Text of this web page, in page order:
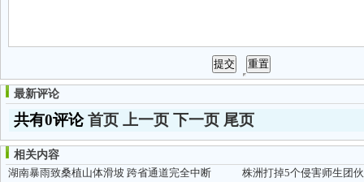
最新评论
共有0评论首页 上一页 下一页 尾页
相关内容
湖南暴雨致桑植山体滑坡 跨省通道完全中断
株洲打掉5个侵害师生团伙